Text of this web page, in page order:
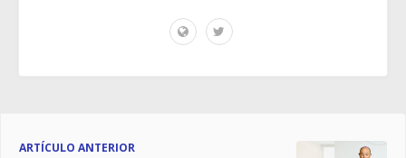
ARTÍCULO ANTERIOR